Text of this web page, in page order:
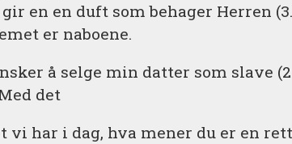
en en duft som behager Herren
er naboene.
å selge min datter som slave
det
vi har i dag, hva mener du er en